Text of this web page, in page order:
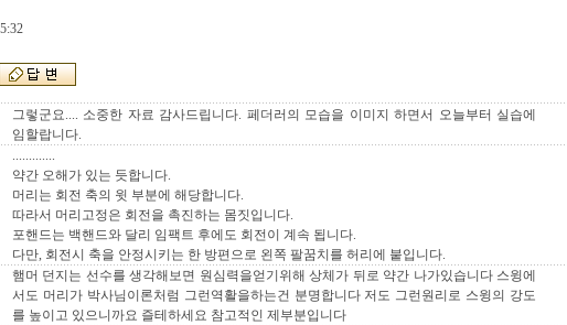
그렇군요.... 소중한 자료 감사드립니다. 페더러의 모습을 이미지 하면서 오늘부터 실습에
임할랍니다.
.............
약간 오해가 있는 듯합니다.
머리는 회전 축의 윗 부분에 해당합니다.
따라서 머리고정은 회전을 촉진하는 몸짓입니다.
포핸드는 백핸드와 달리 임팩트 후에도 회전이 계속 됩니다.
다만, 회전시 축을 안정시키는 한 방편으로 왼쪽 팔꿈치를 허리에 붙입니다.
햄머 던지는 선수를 생각해보면 원심력을얻기위해 상체가 뒤로 약간 나가있습니다 스윙에
서도 머리가 박사님이론처럼 그런역활을하는건 분명합니다 저도 그런원리로 스윙의 강도
를 높이고 있으니까요 즐테하세요 참고적인 제부분입니다